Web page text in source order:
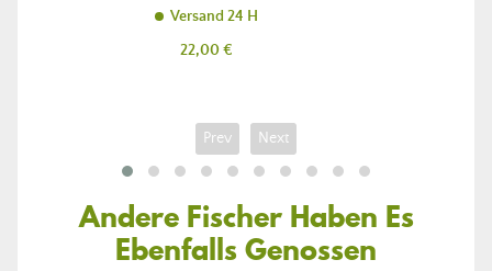
Versand 24 H
Preis
22,00 €
Prev Next
Andere Fischer Haben Es
Ebenfalls Genossen